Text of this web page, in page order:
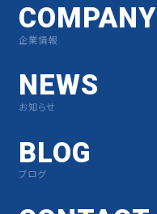
COMPANY
企業情報
NEWS
お知らせ
BLOG
ブログ